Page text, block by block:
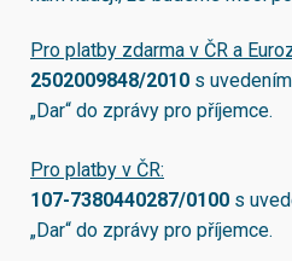
Pro platby zdarma v ČR a
2502009848/2010 s
„Dar“ do zprávy pro příjemce.
Pro platby v ČR:
107-7380440287/0100 s
„Dar“ do zprávy pro příjemce.